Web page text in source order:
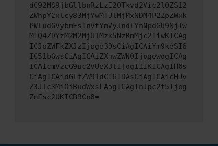
dC92MS9jbGllbnRzLzE2OTkvd2Vic2l0ZS12
ZWhpY2xlcy83MjYwMTUlMjMxNDM4P2ZpZWxk
PWludGVybmFsTnVtYmVyJndlYnNpdGU9NjIw
MTQ4ZDYzM2M2MjU1Mzk5NzRmMjc2IiwKICAg
ICJoZWFkZXJzIjoge30sCiAgICAiYm9keSI6
IG51bGwsCiAgICAiZXhwZWN0IjogewogICAg
ICAicmVzcG9uc2VUeXBlIjogIiIKICAgIH0s
CiAgICAidGltZW91dCI6IDAsCiAgICAicHJv
Z3Jlc3MiOiBudWxsLAogICAgInJpc2t5Ijog
ZmFsc2UKICB9Cn0=